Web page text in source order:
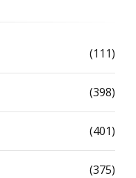
(111)
(398)
(401)
(375)